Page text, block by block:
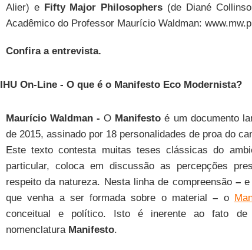
Alier) e Fifty Major Philosophers (de Diané
Acadêmico do Professor Maurício Waldman:
Confira a entrevista.
IHU On-Line - O que é o Manifesto Eco Modernista?
Maurício Waldman - O Manifesto é um documento
de 2015, assinado por 18 personalidades de proa do
Este texto contesta muitas teses clássicas do
particular, coloca em discussão as percepções
respeito da natureza. Nesta linha de compreensão –e
que venha a ser formada sobre o material– o
conceitual e político. Isto é inerente ao fato
nomenclatura Manifesto.